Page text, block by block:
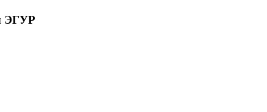
ЭГУР